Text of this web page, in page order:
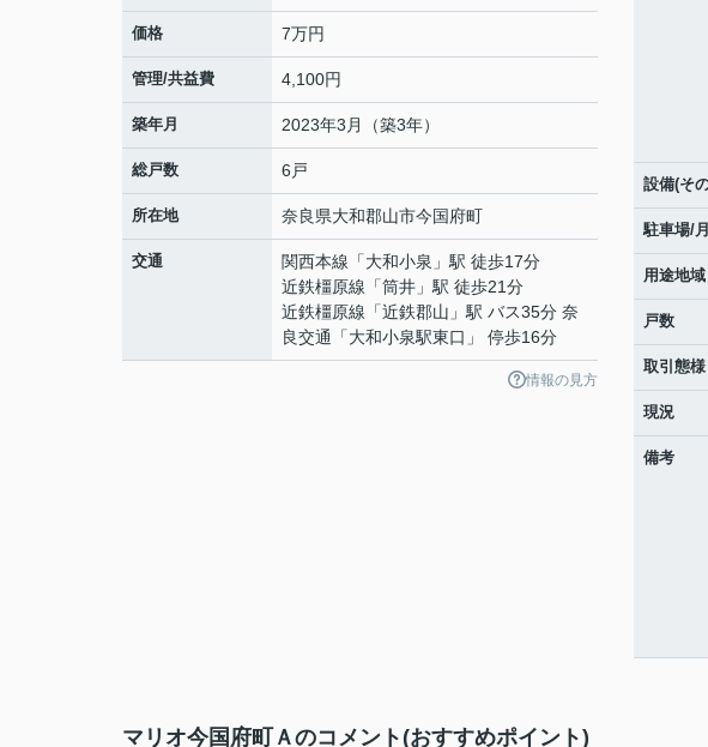
価格 7万円
管理/共益費 4,100円
築年月 2023年3月（築3年）
総戸数 6戸
所在地 奈良県大和郡山市今国府町
交通 関西本線 「大和小泉 」駅 徒歩17分
近鉄橿原線 「筒井 」駅 徒歩21分
近鉄橿原線 「近鉄郡山 」駅 バス35分 奈
良交通「大和小泉駅東口」 停歩16分
情報の見方
設備(そ
駐車場/
用途地域
戸数
取引態様
現況
備考
マリオ今国府町Ａのコメント(おすすめポイント)